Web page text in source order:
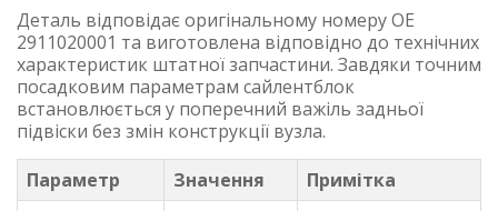
Деталь відповідає оригінальному номеру OE
2911020001 та виготовлена відповідно до технічних
характеристик штатної запчастини. Завдяки точним
посадковим параметрам сайлентблок
встановлюється у поперечний важіль задньої
підвіски без змін конструкції вузла.
Параметр
Значення
Примітка